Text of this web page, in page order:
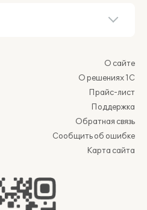
О сайте
О решениях 1С
Прайс-лист
Поддержка
Обратная связь
Сообщить об ошибке
Карта сайта